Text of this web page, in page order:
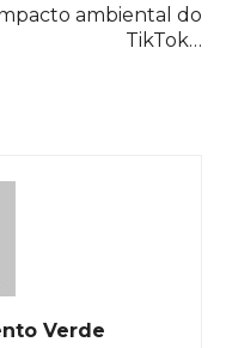
ambiental do
TikTok…
Verde